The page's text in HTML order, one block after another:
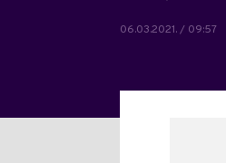
06.03.2021. / 09:57